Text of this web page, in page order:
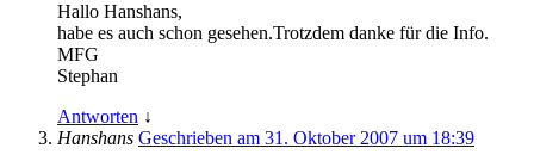
Hallo Hanshans,
habe es auch schon gesehen.Trotzdem danke für die Info.
MFG
Stephan
Antworten ↓
Hanshans Geschrieben am 31. Oktober 2007 um 18:39